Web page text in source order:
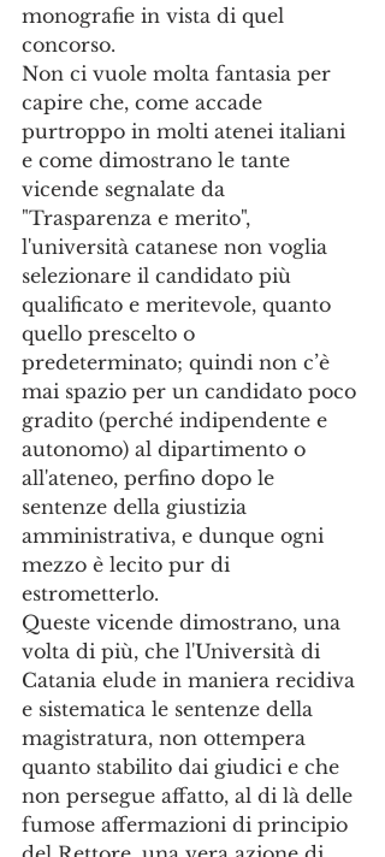
monografie in vista di quel
concorso.
Non ci vuole molta fantasia per
capire che, come accade
purtroppo in molti atenei italiani
e come dimostrano le tante
vicende segnalate da
"Trasparenza e merito",
l'università catanese non voglia
selezionare il candidato più
qualificato e meritevole, quanto
quello prescelto o
predeterminato; quindi non c’è
mai spazio per un candidato poco
gradito (perché indipendente e
autonomo) al dipartimento o
all'ateneo, perfino dopo le
sentenze della giustizia
amministrativa, e dunque ogni
mezzo è lecito pur di
estrometterlo.
Queste vicende dimostrano, una
volta di più, che l'Università di
Catania elude in maniera recidiva
e sistematica le sentenze della
magistratura, non ottempera
quanto stabilito dai giudici e che
non persegue affatto, al di là delle
fumose affermazioni di principio